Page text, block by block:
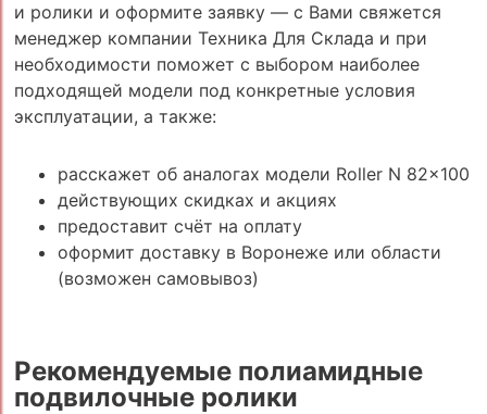
и ролики и оформите заявку — с Вами свяжется
менеджер компании Техника Для Склада и при
необходимости поможет с выбором наиболее
подходящей модели под конкретные условия
эксплуатации, а также:
расскажет об аналогах модели Roller N 82x100
действующих скидках и акциях
предоставит счёт на оплату
оформит доставку в Воронеже или области
(возможен самовывоз)
Рекомендуемые полиамидные
подвилочные ролики